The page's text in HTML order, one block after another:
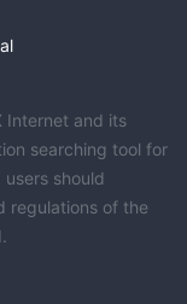
de energia
e estabilidade
de energia
avançada da
em aprimorar a
Next
Internet and its
searching tool for
should
regulations of the